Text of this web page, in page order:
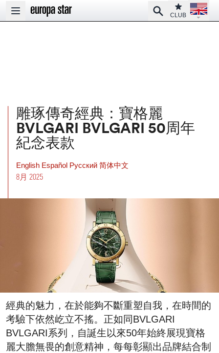
Open main menu
SearchClub
CLUB
Open
雕琢傳奇經典：寶格麗
BVLGARI BVLGARI 50周年
紀念表款
English Español Pусский 简体中文
8月 2025
經典的魅力，在於能夠不斷重塑自我，在時間的
考驗下依然屹立不搖。正如同BVLGARI
BVLGARI系列，自誕生以來50年始終展現寶格
麗大膽無畏的創意精神，每每彰顯出品牌結合制